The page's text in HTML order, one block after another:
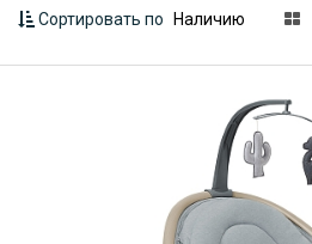
Сортировать по